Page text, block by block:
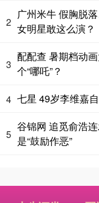
2
广州米牛 假胸脱
女明星敢这么演？
3
配配查 暑期档动
个“哪吒”？
4 七星 49岁李维嘉
5
谷锦网 追觅俞浩
是“鼓励作恶”